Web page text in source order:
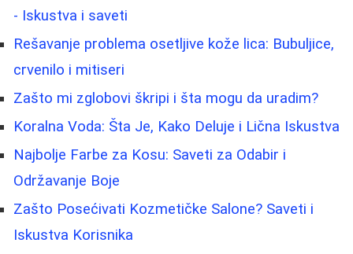
- Iskustva i saveti
Rešavanje problema osetljive kože lica: Bubuljice,
crvenilo i mitiseri
Zašto mi zglobovi škripi i šta mogu da uradim?
Koralna Voda: Šta Je, Kako Deluje i Lična Iskustva
Najbolje Farbe za Kosu: Saveti za Odabir i
Održavanje Boje
Zašto Posećivati Kozmetičke Salone? Saveti i
Iskustva Korisnika